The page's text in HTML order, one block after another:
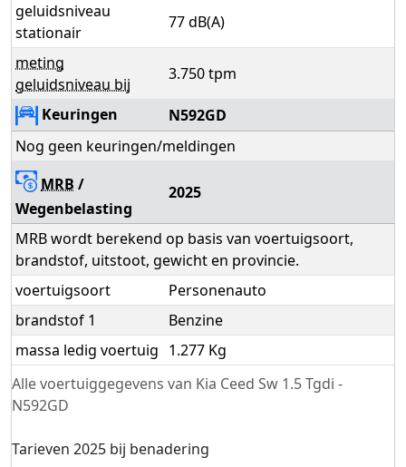
Alle voertuiggegevens van Kia Ceed Sw 1.5 Tgdi -
N592GD
geluidsniveau
stationair
77 dB(A)
meting
geluidsniveau bij
3.750 tpm
Keuringen
N592GD
Nog geen keuringen/meldingen
MRB /
Wegenbelasting
2025
MRB wordt berekend op basis van voertuigsoort,
brandstof, uitstoot, gewicht en provincie.
voertuigsoort
Personenauto
brandstof 1
Benzine
massa ledig voertuig 1.277 Kg
Tarieven 2025 bij benadering